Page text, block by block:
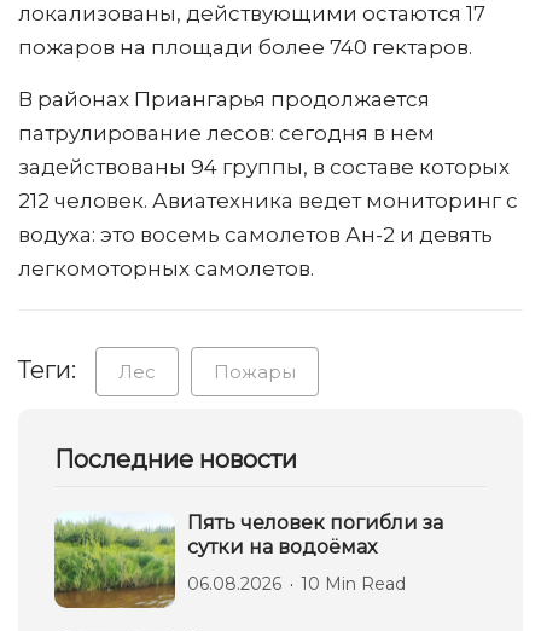
локализованы, действующими остаются 17
пожаров на площади более 740 гектаров.
В районах Приангарья продолжается
патрулирование лесов: сегодня в нем
задействованы 94 группы, в составе которых
212 человек. Авиатехника ведет мониторинг с
водуха: это восемь самолетов Ан-2 и девять
легкомоторных самолетов.
Теги: Лес Пожары
Последние новости
Пять человек погибли за
сутки на водоёмах
06.08.2026 10 Min Read